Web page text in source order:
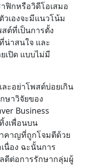
ฟิกหรือวิดีโอเสมอ
เองจะมีแนวโน้ม
ต์ที่เป็นการตั้ง
น่าสนใจ และ
เปิด แบบไม่มี
ละอย่าโพสต์บ่อยเกิน
ษาวิจัยของ
Business
งเพื่อนบน
คาญที่ถูกโจมตีด้วย
นื่อง ฉะนั้นการ
ดีต่อการรักษากลุ่มผู้